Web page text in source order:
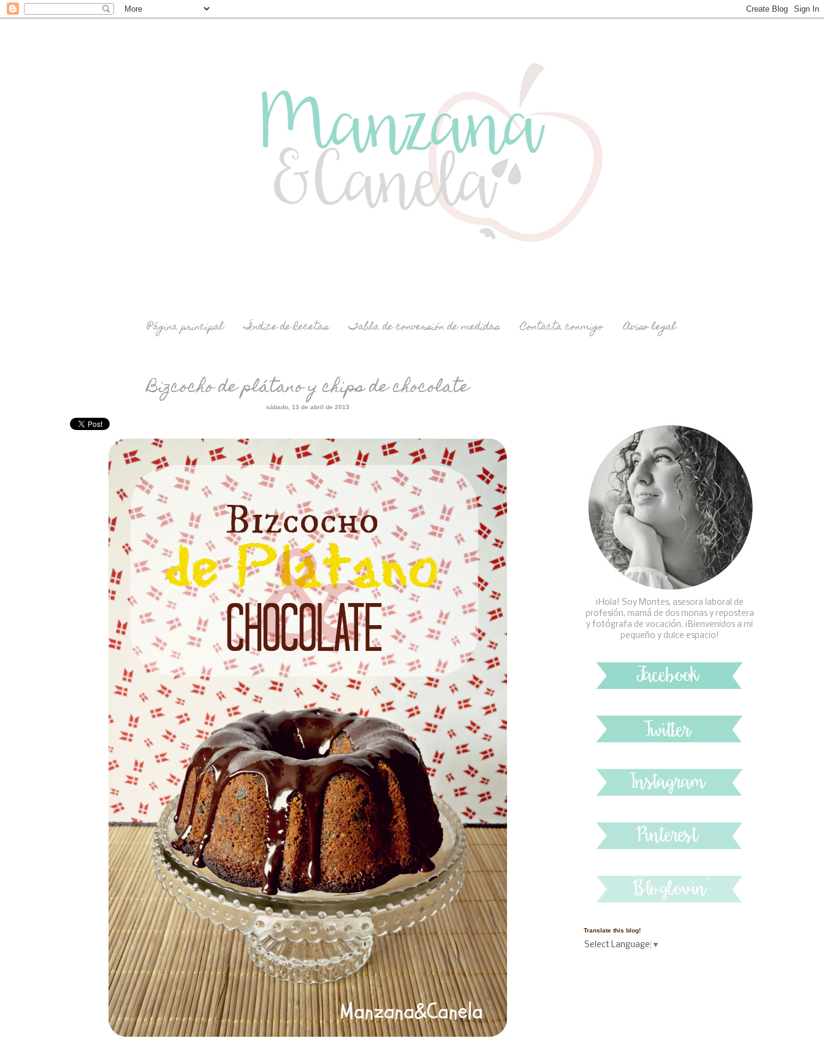
Página principal Índice de Recetas Tabla de conversión de medidas Contacta conmigo Aviso legal
Bizcocho de plátano y chips de chocolate
sábado, 13 de abril de 2013
¡Hola! Soy Montes, asesora laboral de
profesión, mamá de dos monas y repostera
y fotógrafa de vocación. ¡Bienvenidos a mi
pequeño y dulce espacio!
Translate this blog!
Select Language ▼